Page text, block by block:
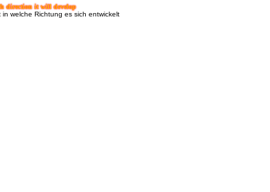
direction it will develop
welche Richtung es sich entwickelt